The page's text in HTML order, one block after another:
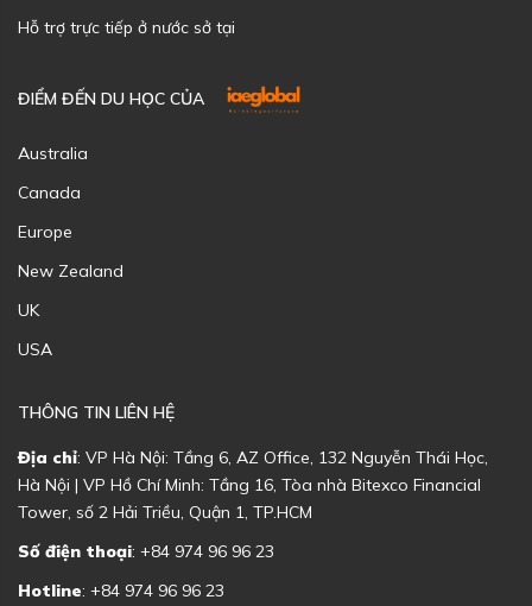
Hỗ trợ trực tiếp ở nước sở tại
ĐIỂM ĐẾN DU HỌC CỦA
Australia
Canada
Europe
New Zealand
UK
USA
THÔNG TIN LIÊN HỆ
Địa chỉ: VP Hà Nội: Tầng 6, AZ Office, 132 Nguyễn Thái Học,
Hà Nội | VP Hồ Chí Minh: Tầng 16, Tòa nhà Bitexco Financial
Tower, số 2 Hải Triều, Quận 1, TP.HCM
Số điện thoại: +84 974 96 96 23
Hotline: +84 974 96 96 23